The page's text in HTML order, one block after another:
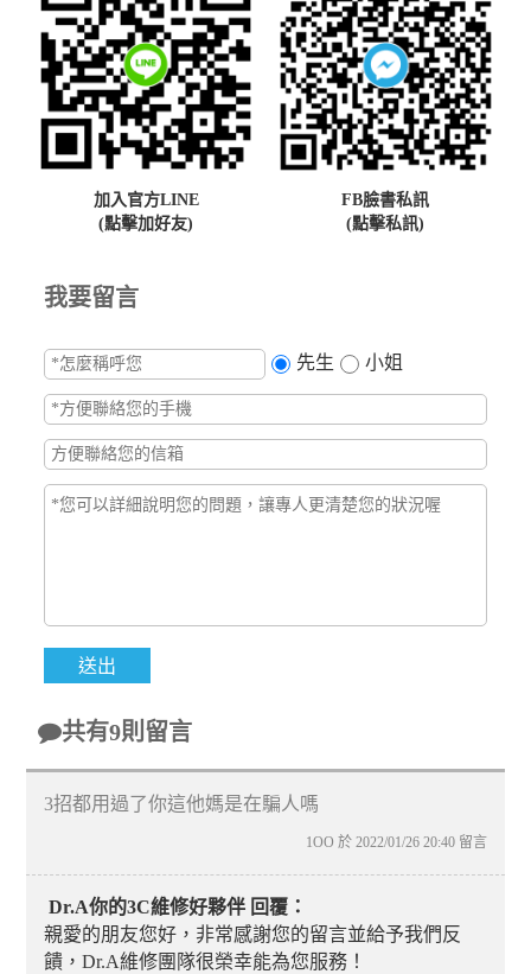
加入官方LINE
(點擊加好友)
FB臉書私訊
(點擊私訊)
我要留言
先生 小姐
共有9則留言
3招都用過了你這他媽是在騙人嗎
1OO 於 2022/01/26 20:40 留言
Dr.A你的3C維修好夥伴 回覆：
親愛的朋友您好，非常感謝您的留言並給予我們反
饋，Dr.A維修團隊很榮幸能為您服務！